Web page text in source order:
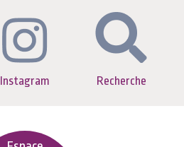
Instagram Recherche